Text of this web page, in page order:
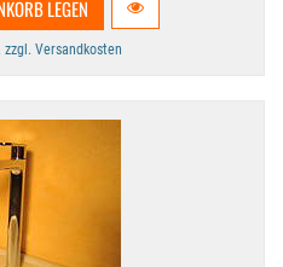
LEGEN
zzgl. Versandkosten